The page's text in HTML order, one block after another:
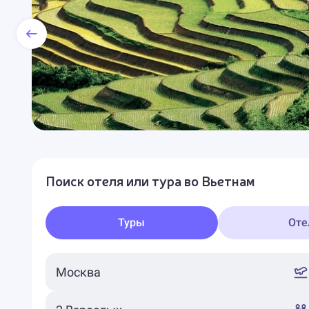
Поиск отеля или тура во Вьетнам
Туры